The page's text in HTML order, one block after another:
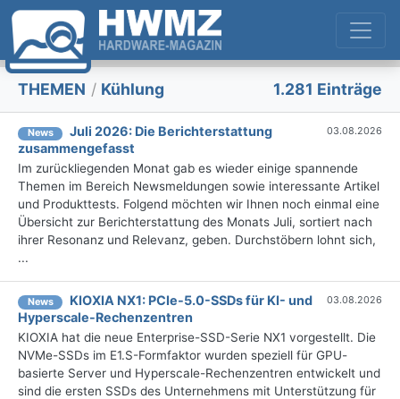
THEMEN / Kühlung 1.281 Einträge
News
Juli 2026: Die Bericht­erstattung
zusammengefasst
03.08.2026
Im zurückliegenden Monat gab es wieder einige spannende
Themen im Bereich Newsmeldungen sowie interessante Artikel
und Produkttests. Folgend möchten wir Ihnen noch einmal eine
Übersicht zur Berichterstattung des Monats Juli, sortiert nach
ihrer Resonanz und Relevanz, geben. Durchstöbern lohnt sich,
...
News
KIOXIA NX1: PCIe-5.0-SSDs für KI- und
Hyperscale-Rechenzentren
03.08.2026
KIOXIA hat die neue Enterprise-SSD-Serie NX1 vorgestellt. Die
NVMe-SSDs im E1.S-Formfaktor wurden speziell für GPU-
basierte Server und Hyperscale-Rechenzentren entwickelt und
sind die ersten SSDs des Unternehmens mit Unterstützung für